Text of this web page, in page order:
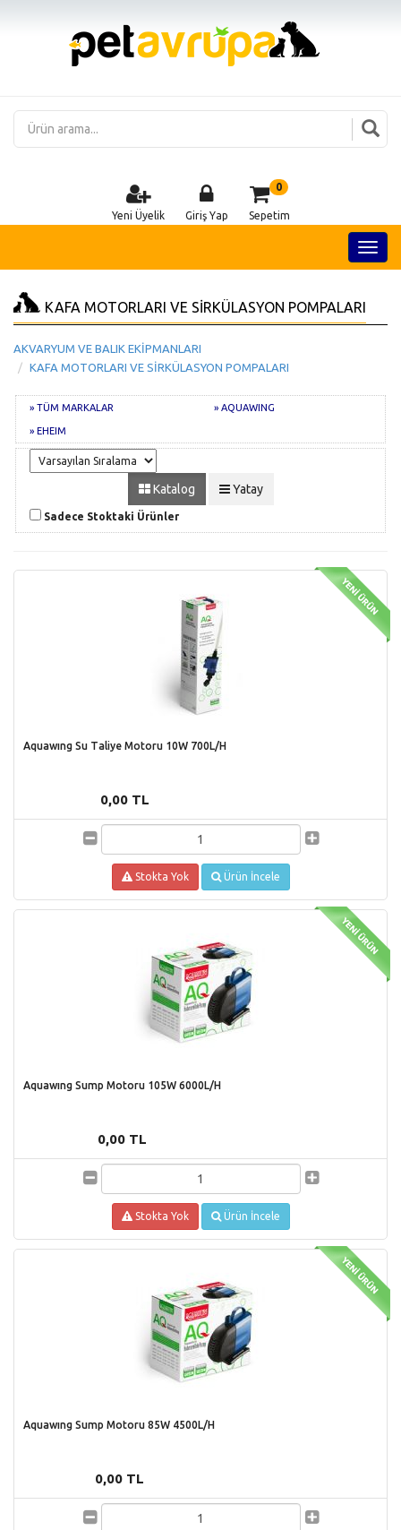
Yeni Üyelik Giriş Yap
0
Sepetim
KAFA MOTORLARI VE SİRKÜLASYON POMPALARI
AKVARYUM VE BALIK EKİPMANLARI
KAFA MOTORLARI VE SİRKÜLASYON POMPALARI
» TÜM MARKALAR » AQUAWING
» EHEIM
Katalog Yatay
Sadece Stoktaki Ürünler
Aquawıng Su Taliye Motoru 10W 700L/H
0,00 TL
Stokta Yok Ürün İncele
Aquawıng Sump Motoru 105W 6000L/H
0,00 TL
Stokta Yok Ürün İncele
Aquawıng Sump Motoru 85W 4500L/H
0,00 TL